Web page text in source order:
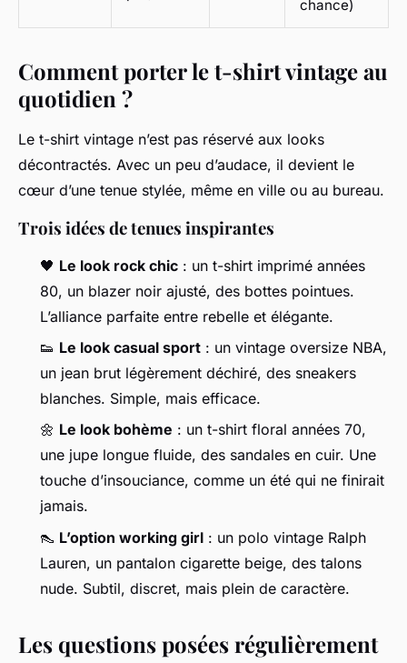
chance)
Comment porter le t-shirt vintage au
quotidien ?
Le t-shirt vintage n’est pas réservé aux looks
décontractés. Avec un peu d’audace, il devient le
cœur d’une tenue stylée, même en ville ou au bureau.
Trois idées de tenues inspirantes
🖤 Le look rock chic : un t-shirt imprimé années
80, un blazer noir ajusté, des bottes pointues.
L’alliance parfaite entre rebelle et élégante.
👟 Le look casual sport : un vintage oversize NBA,
un jean brut légèrement déchiré, des sneakers
blanches. Simple, mais efficace.
🌼 Le look bohème : un t-shirt floral années 70,
une jupe longue fluide, des sandales en cuir. Une
touche d’insouciance, comme un été qui ne finirait
jamais.
👠 L’option working girl : un polo vintage Ralph
Lauren, un pantalon cigarette beige, des talons
nude. Subtil, discret, mais plein de caractère.
Les questions posées régulièrement